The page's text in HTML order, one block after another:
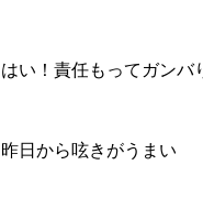
はい！責任もってガンバ
昨日から呟きがうまい